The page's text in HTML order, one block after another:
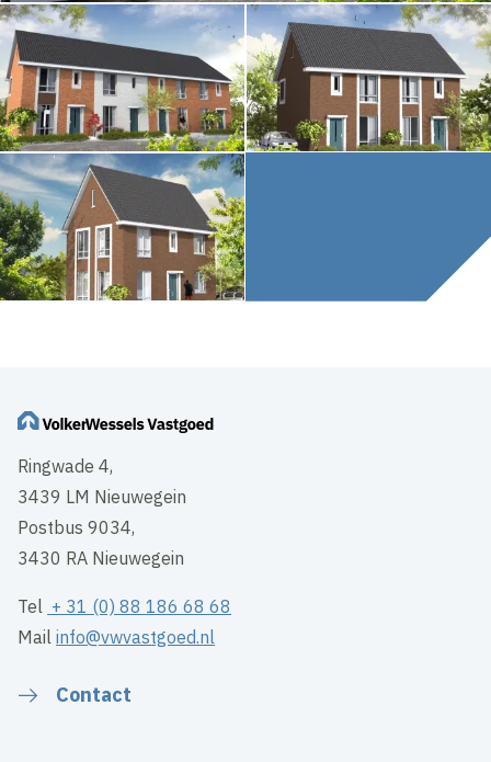
Ringwade 4,
3439 LM Nieuwegein
Postbus 9034,
3430 RA Nieuwegein
Tel + 31 (0) 88 186 68 68
Mailinfo@vwvastgoed.nl
Contact